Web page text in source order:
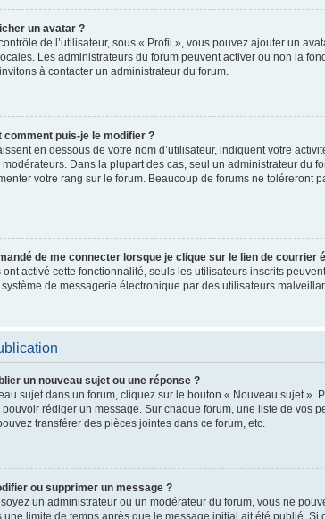
un avatar ?
de l’utilisateur, sous « Profil », vous pouvez ajouter un
Les administrateurs du forum peuvent activer ou non la
à contacter un administrateur du forum.
comment puis-je le modifier ?
en dessous de votre nom d’utilisateur, indiquent votre
Dans la plupart des cas, seul un administrateur du
votre rang sur le forum. Beaucoup de forums ne
de me connecter lorsque je clique sur le lien de courrier
activé cette fonctionnalité, seuls les utilisateurs inscrits
de messagerie électronique par des utilisateurs
un nouveau sujet ou une réponse ?
sujet dans un forum, cliquez sur le bouton « Nouveau sujet
pouvoir rédiger un message. Sur chaque forum, une liste de
transférer des pièces jointes dans ce forum, etc.
ou supprimer un message ?
un administrateur ou un modérateur du forum, vous ne
limite de temps après que le message initial ait été publié.